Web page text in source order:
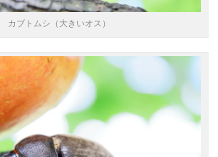
カブトムシ（大きいオス）